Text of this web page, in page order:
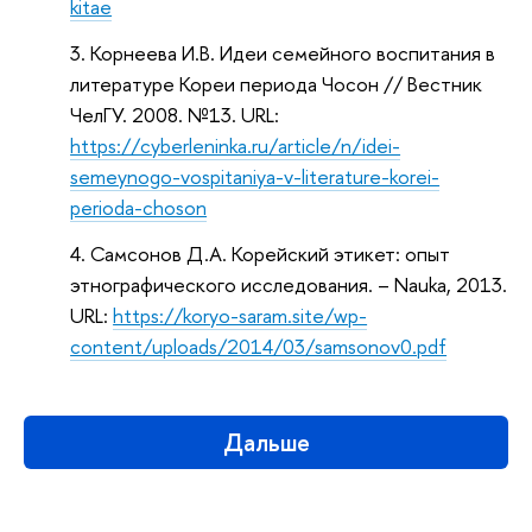
kitae
Корнеева И.В. Идеи семейного воспитания в
литературе Кореи периода Чосон // Вестник
ЧелГУ. 2008. №13. URL:
https://cyberleninka.ru/article/n/idei-
semeynogo-vospitaniya-v-literature-korei-
perioda-choson
Самсонов Д.А. Корейский этикет: опыт
этнографического исследования. – Nauka, 2013.
URL:https://koryo-saram.site/wp-
content/uploads/2014/03/samsonov0.pdf
Дальше